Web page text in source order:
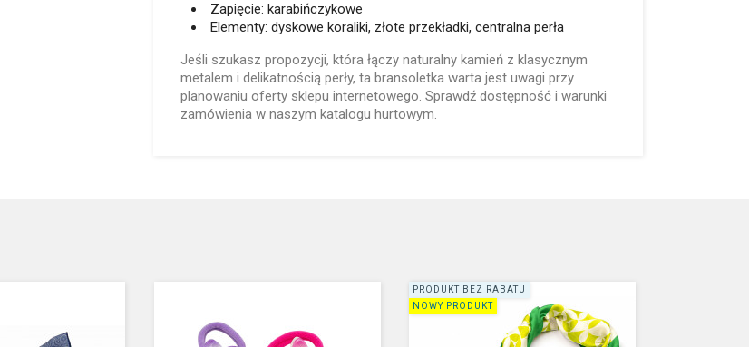
Zapięcie: karabińczykowe
Elementy: dyskowe koraliki, złote przekładki, centralna perła
Jeśli szukasz propozycji, która łączy naturalny kamień z klasycznym
metalem i delikatnością perły, ta bransoletka warta jest uwagi przy
planowaniu oferty sklepu internetowego. Sprawdź dostępność i warunki
zamówienia w naszym katalogu hurtowym.
PRODUKT BEZ RABATU
NOWY PRODUKT